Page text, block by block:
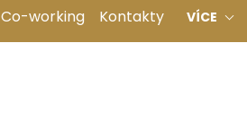
Co-working Kontakty VÍCE